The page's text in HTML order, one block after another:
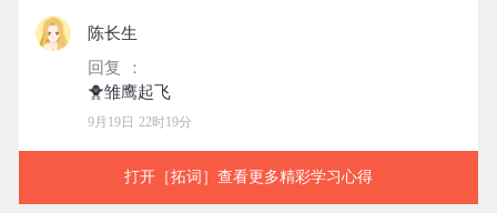
陈长生
回复 ：
9月19日 22时19分
打开［拓词］查看更多精彩学习心得